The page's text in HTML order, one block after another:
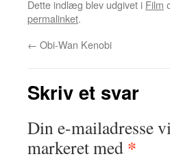
Dette indlæg blev udgivet i Film
permalinket.
← Obi-Wan Kenobi
Skriv et svar
Din e-mailadresse
markeret med *